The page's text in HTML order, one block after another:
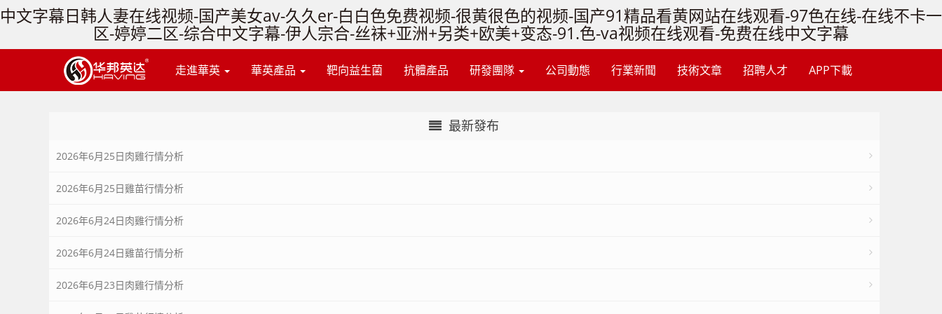
中文字幕日韩人妻在线视频-国产美女av-久久er-白白色免费视频-很黄很色的视频-国产91精品看黄网站在线观看-97色在线-在线不卡一
区-婷婷二区-综合中文字幕-伊人宗合-丝袜+亚洲+另类+欧美+变态-91.色-va视频在线观看-免费在线中文字幕
走進華英 華英產品 靶向益生菌 抗體產品 研發團隊 公司動態 行業新聞 技術文章 招聘人才 APP下載
最新發布
2026年6月25日肉雞行情分析
2026年6月25日雞苗行情分析
2026年6月24日肉雞行情分析
2026年6月24日雞苗行情分析
2026年6月23日肉雞行情分析